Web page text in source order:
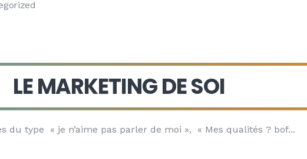
LE MARKETING DE SOI
du type « je n’aime pas parler de moi », « Mes qualités ? bof